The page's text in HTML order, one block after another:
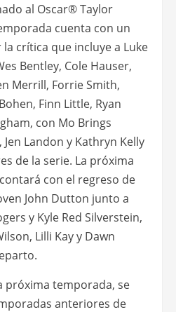
al Oscar® Taylor
cuenta con un
crítica que incluye a Luke
Bentley, Cole Hauser,
Merrill, Forrie Smith,
Finn Little, Ryan
con Mo Brings
Landon y Kathryn Kelly
de la serie. La próxima
con el regreso de
John Dutton junto a
y Kyle Red Silverstein,
Lilli Kay y Dawn
próxima temporada, se
anteriores de